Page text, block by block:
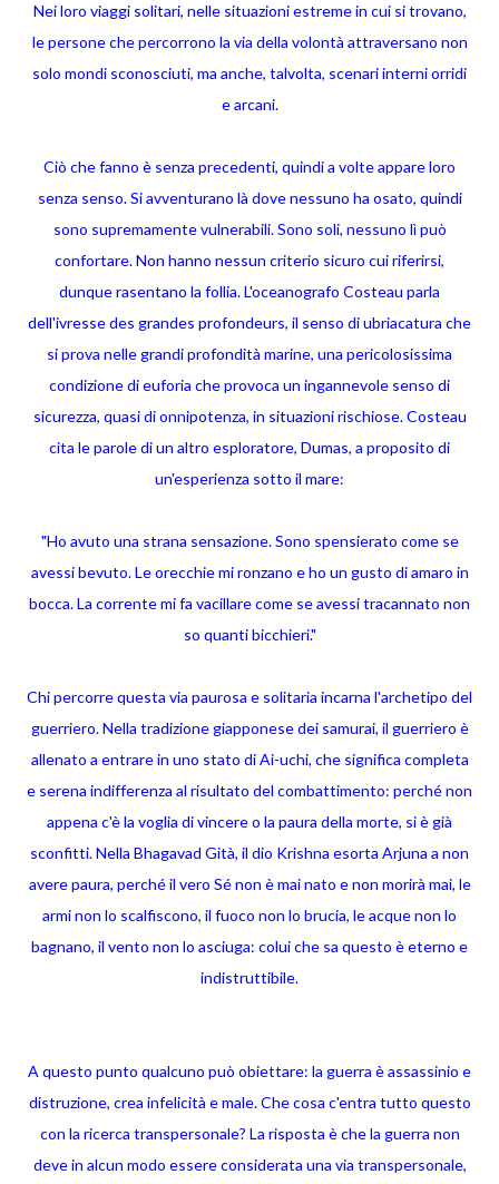
Nei loro viaggi solitari, nelle situazioni estreme in cui si trovano,
le persone che percorrono la via della volontà attraversano non
solo mondi sconosciuti, ma anche, talvolta, scenari interni orridi
e arcani.
Ciò che fanno è senza precedenti, quindi a volte appare loro
senza senso. Si avventurano là dove nessuno ha osato, quindi
sono supremamente vulnerabili. Sono soli, nessuno lì può
confortare. Non hanno nessun criterio sicuro cui riferirsi,
dunque rasentano la follia. L'oceanografo Costeau parla
dell'ivresse des grandes profondeurs, il senso di ubriacatura che
si prova nelle grandi profondità marine, una pericolosissima
condizione di euforia che provoca un ingannevole senso di
sicurezza, quasi di onnipotenza, in situazioni rischiose. Costeau
cita le parole di un altro esploratore, Dumas, a proposito di
un'esperienza sotto il mare:
"Ho avuto una strana sensazione. Sono spensierato come se
avessi bevuto. Le orecchie mi ronzano e ho un gusto di amaro in
bocca. La corrente mi fa vacillare come se avessi tracannato non
so quanti bicchieri."
Chi percorre questa via paurosa e solitaria incarna l'archetipo del
guerriero. Nella tradizione giapponese dei samurai, il guerriero è
allenato a entrare in uno stato di Ai-uchi, che significa completa
e serena indifferenza al risultato del combattimento: perché non
appena c'è la voglia di vincere o la paura della morte, si è già
sconfitti. Nella Bhagavad Gità, il dio Krishna esorta Arjuna a non
avere paura, perché il vero Sé non è mai nato e non morirà mai, le
armi non lo scalfiscono, il fuoco non lo brucia, le acque non lo
bagnano, il vento non lo asciuga: colui che sa questo è eterno e
indistruttibile.
A questo punto qualcuno può obiettare: la guerra è assassinio e
distruzione, crea infelicità e male. Che cosa c'entra tutto questo
con la ricerca transpersonale? La risposta è che la guerra non
deve in alcun modo essere considerata una via transpersonale,